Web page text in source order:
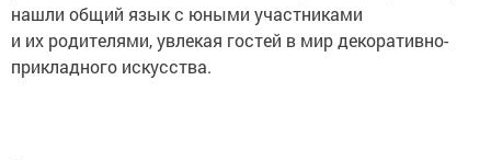
нашли общий язык с юными участниками
и их родителями, увлекая гостей в мир декоративно-
прикладного искусства.